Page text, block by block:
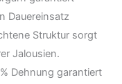
Dauereinsatz
Struktur sorgt
Jalousien.
Dehnung garantiert